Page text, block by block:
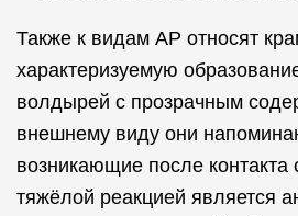
Также к видам АР относят
характеризуемую
волдырей с прозрачным
внешнему виду они
возникающие после
тяжёлой реакцией является